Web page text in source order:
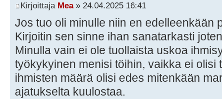
Kirjoittaja Mea» 24.04.2025 16:41
Jos tuo oli minulle niin en edelleenkään
Kirjoitin sen sinne ihan sanatarkasti
Minulla vain ei ole tuollaista uskoa
työkykyinen menisi töihin, vaikka ei olisi
ihmisten määrä olisi edes mitenkään
ajatukselta kuulostaa.